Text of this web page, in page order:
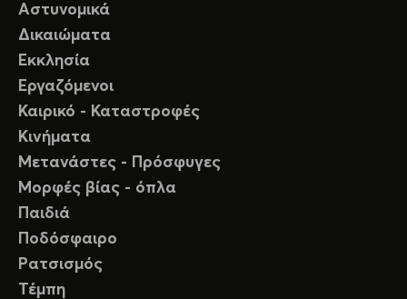
Αστυνομικά
Δικαιώματα
Εκκλησία
Εργαζόμενοι
Καιρικό - Καταστροφές
Κινήματα
Μετανάστες - Πρόσφυγες
Μορφές βίας - όπλα
Παιδιά
Ποδόσφαιρο
Ρατσισμός
Τέμπη